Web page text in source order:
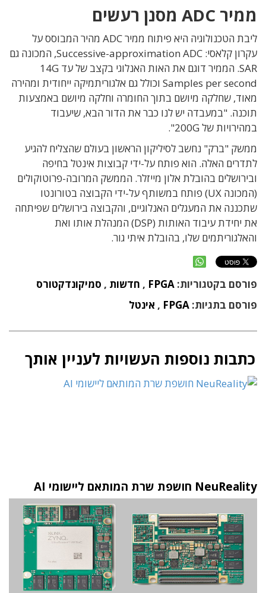
ממיר ADC מסנן רעשים
ליבת הטכנולוגיה היא פיתוח ממיר ADC מהיר המבוסס על
עקרון קלאסי:
Successive-approximation ADC, המכונה גם
SAR
. הממיר דוגם את האות האנלוגי בקצב של עד 14G
Samples per second וכולל גם אלגוריתמיקה ייחודית ומהירה
מאוד, שחלקה מיושם בתוך החומרה וחלקה מיושם באמצעות
תוכנה. "במעבדה יש לנו כבר את הדור הבא, שיעבוד
במהירויות של 200G".
ממשק "ברק" נחשב לסיליקון הראשון בעולם שהצליח להגיע
לתדרים האלה. הוא פותח על-ידי קבוצות אינטל בחיפה
ובירושלים בהובלת אלון מייזלר. הממשק המרובה-פרוטוקולים
(המכונה UX) פותח במשותף על-ידי הקבוצה בטורונטו
שתכננה את המעגלים האנלוגיים, והקבוצה בירושלים שפיתחה
את יחידת עיבוד האותות (DSP) המנהלת אותו ואת
והאלגוריתמים שלו, בהובלת איתי גור.
פורסם בקטגוריות: FPGA
, חדשות , סמיקונדקטורס
פורסם בתגיות: FPGA
, אינטל
כתבות נוספות העשויות לעניין אותך
NeuReality חושפת שרת המותאם ליישומי AI